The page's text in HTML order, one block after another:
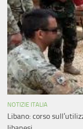
NOTIZIE ITALIA
Libano: corso